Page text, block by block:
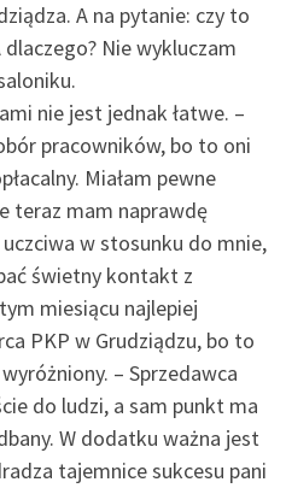
A na pytanie: czy to
Nie wykluczam
nie jest jednak łatwe. –
pracowników, bo to oni
Miałam pewne
teraz mam naprawdę
w stosunku do mnie,
świetny kontakt z
miesiącu najlepiej
PKP w Grudziądzu, bo to
– Sprzedawca
do ludzi, a sam punkt ma
W dodatku ważna jest
tajemnice sukcesu pani